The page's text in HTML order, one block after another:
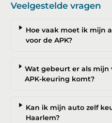
Veelgestelde vragen
Hoe vaak moet ik mijn
voor de APK?
Wat gebeurt er als
APK-keuring komt?
Kan ik mijn auto zelf
Haarlem?